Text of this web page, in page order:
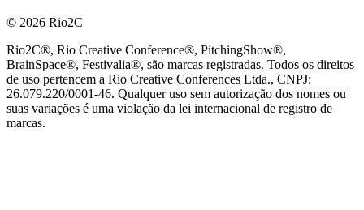
© 2026 Rio2C
Rio2C®, Rio Creative Conference®, PitchingShow®,
BrainSpace®, Festivalia®, são marcas registradas. Todos os direitos
de uso pertencem a Rio Creative Conferences Ltda., CNPJ:
26.079.220/0001-46. Qualquer uso sem autorização dos nomes ou
suas variações é uma violação da lei internacional de registro de
marcas.